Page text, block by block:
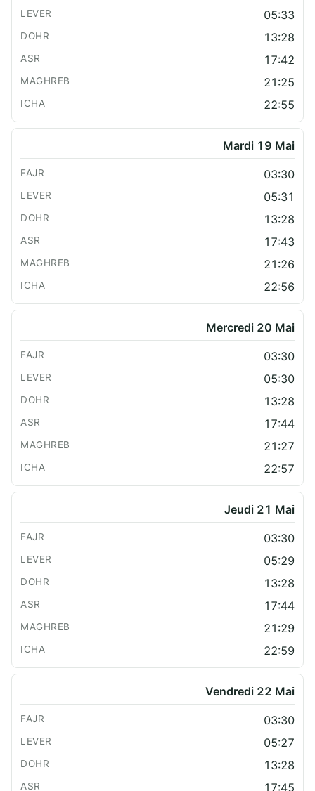
05:33
13:28
17:42
21:25
22:55
Mardi 19 Mai
03:30
05:31
13:28
17:43
21:26
22:56
Mercredi 20 Mai
03:30
05:30
13:28
17:44
21:27
22:57
Jeudi 21 Mai
03:30
05:29
13:28
17:44
21:29
22:59
Vendredi 22 Mai
03:30
05:27
13:28
17:45